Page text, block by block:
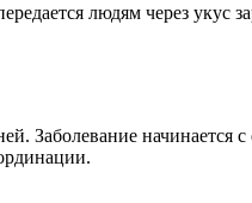
людям через укус
Заболевание начинается